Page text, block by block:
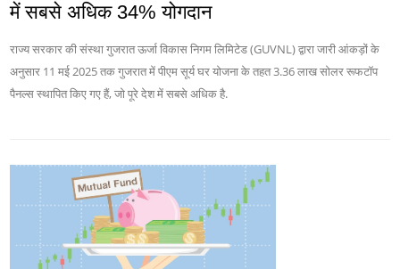
में सबसे अधिक 34% योगदान
राज्य सरकार की संस्था गुजरात ऊर्जा विकास निगम लिमिटेड (GUVNL) द्वारा जारी आंकड़ों के
अनुसार 11 मई 2025 तक गुजरात में पीएम सूर्य घर योजना के तहत 3.36 लाख सोलर रूफटॉप
पैनल्स स्थापित किए गए हैं, जो पूरे देश में सबसे अधिक है.